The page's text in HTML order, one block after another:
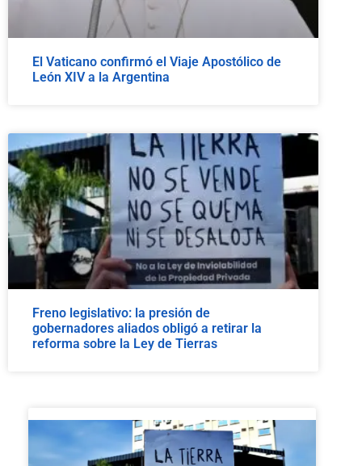
El Vaticano confirmó el Viaje Apostólico de
León XIV a la Argentina
Freno legislativo: la presión de
gobernadores aliados obligó a retirar la
reforma sobre la Ley de Tierras